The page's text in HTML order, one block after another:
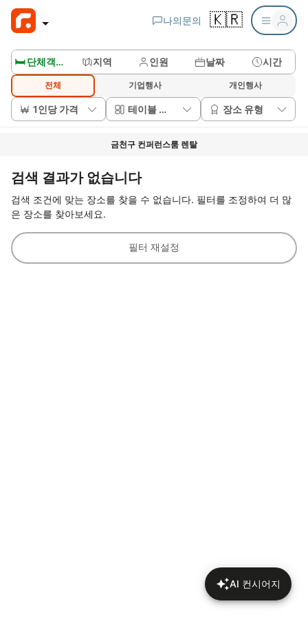
나의문의 🇰🇷
🛏️ 단체객실보기 지역 인원 날짜 시간
전체 기업행사 개인행사
1인당 가격 테이블 배치 장소 유형
금천구 컨퍼런스룸 렌탈
검색 결과가 없습니다
검색 조건에 맞는 장소를 찾을 수 없습니다. 필터를 조정하여 더 많
은 장소를 찾아보세요.
필터 재설정
AI 컨시어지